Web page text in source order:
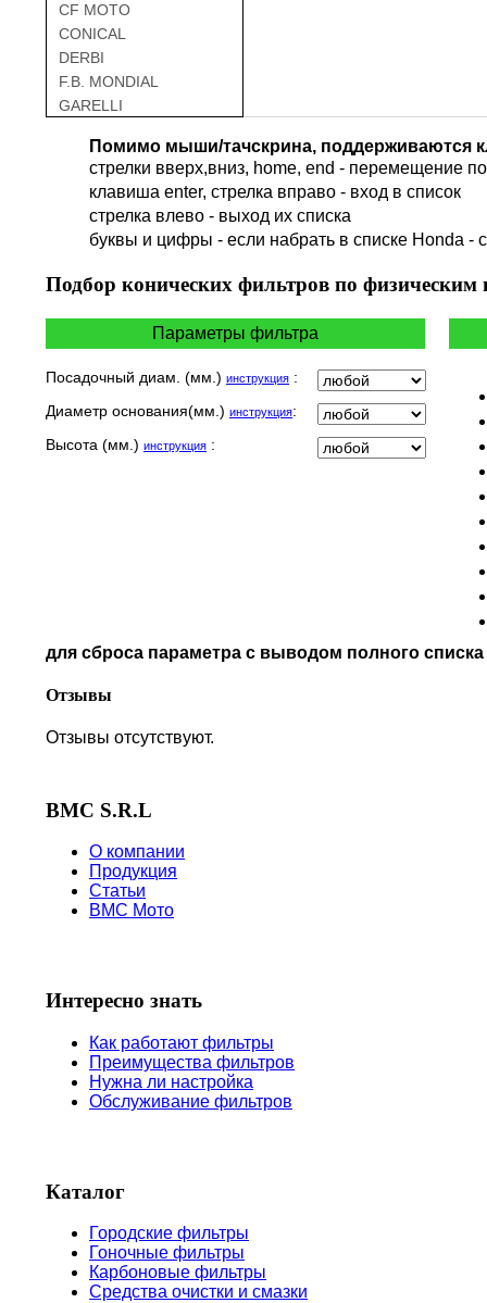
CF MOTO
CONICAL
DERBI
F.B. MONDIAL
GARELLI
GILERA
HARLEY DAVIDSON
HERO
HUSQVARNA
INDIAN
KEEWAY
MBK
MOTO GUZZI
TVS
Помимо мыши/тачскрина, поддерживаются
стрелки вверх,вниз, home, end - перемещение
клавиша enter, стрелка вправо - вход в список
cтрелка влево - выход их списка
буквы и цифры - если набрать в списке Honda -
Подбор конических фильтров по физическим
Параметры фильтра
Посадочный диам. (мм.) инструкция :
Диаметр основания(мм.) инструкция:
Высота (мм.) инструкция :
для сброса параметра с выводом полного
Отзывы
Отзывы отсутствуют.
BMC S.R.L
О компании
Продукция
Статьи
BMC Мото
Интересно знать
Как работают фильтры
Преимущества фильтров
Нужна ли настройка
Обслуживание фильтров
Каталог
Городские фильтры
Гоночные фильтры
Карбоновые фильтры
Средства очистки и смазки